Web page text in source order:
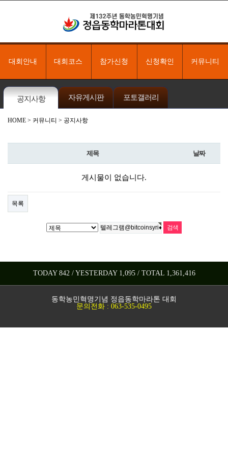
대회안내 대회코스 참가신청 신청확인 커뮤니티
공지사항 자유게시판 포토갤러리
HOME > 커뮤니티 > 공지사항
제목 날짜
게시물이 없습니다.
목록
TODAY 842 / YESTERDAY 1,095 / TOTAL 1,361,416
동학농민혁명기념 정읍동학마라톤 대회
문의전화 : 063-535-0495